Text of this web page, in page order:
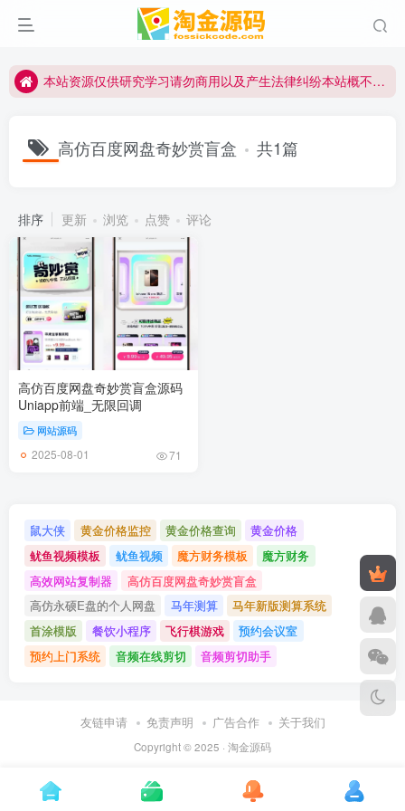
本站资源仅供研究学习请勿商用以及产生法律纠纷本站概不负责！如果侵犯了您的权益请与我们联系
本站资源仅供研究学习请勿商用以及产生法律纠纷本站概不负责！如果侵犯了您的权益请与我们联系
高仿百度网盘奇妙赏盲盒 共1篇
排序 更新 浏览 点赞 评论
高仿百度网盘奇妙赏盲盒源码
Uniapp前端_无限回调
网站源码
2025-08-01 71
鼠大侠 黄金价格监控 黄金价格查询
黄金价格
鱿鱼视频模板
鱿鱼视频 魔方财务模板
魔方财务
高效网站复制器
高仿百度网盘奇妙赏盲盒
高仿永硕E盘的个人网盘
马年测算
马年新版测算系统
首涂模版
餐饮小程序 飞行棋游戏
预约会议室
预约上门系统
音频在线剪切 音频剪切助手
友链申请 免责声明 广告合作 关于我们
Copyright © 2025 · 淘金源码